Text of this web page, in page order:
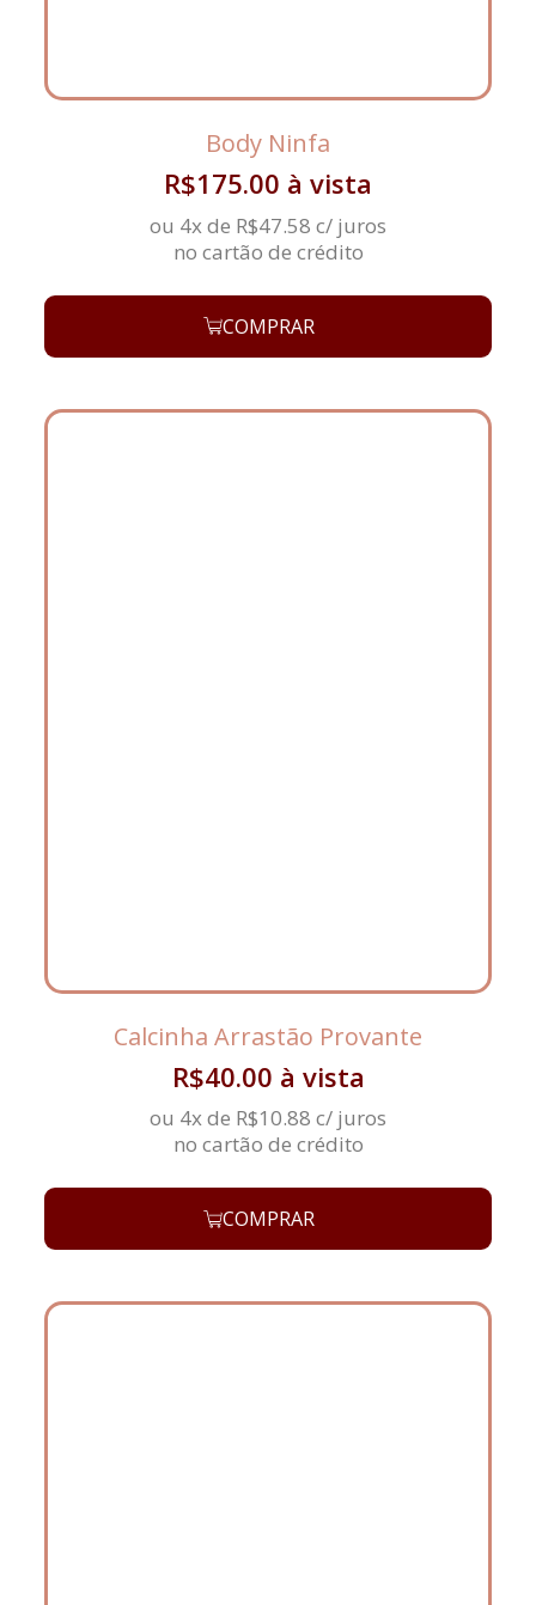
Body Ninfa
R$175.00 à vista
ou 4x de R$47.58 c/ juros
no cartão de crédito
COMPRAR
Calcinha Arrastão Provante
R$40.00 à vista
ou 4x de R$10.88 c/ juros
no cartão de crédito
COMPRAR